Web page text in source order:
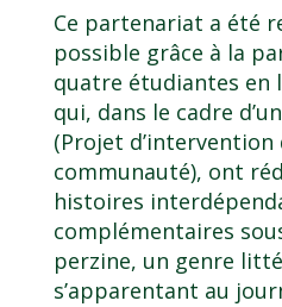
Ce partenariat a été
possible grâce à la
quatre étudiantes
qui, dans le cadre
(Projet d’intervention
communauté), ont
histoires
complémentaires
perzine, un genre
s’apparentant au